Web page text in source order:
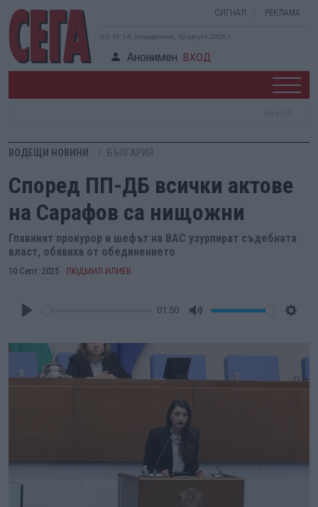
СИГНАЛ РЕКЛАМА
03:16:15, понеделник, 10 август 2026 г.
Анонимен ВХОД
ВОДЕЩИ НОВИНИ БЪЛГАРИЯ
Според ПП-ДБ всички актове
на Сарафов са нищожни
Главният прокурор и шефът на ВАС узурпират съдебната
власт, обявиха от обединението
10 Септ. 2025 ЛЮДМИЛ ИЛИЕВ
01:50